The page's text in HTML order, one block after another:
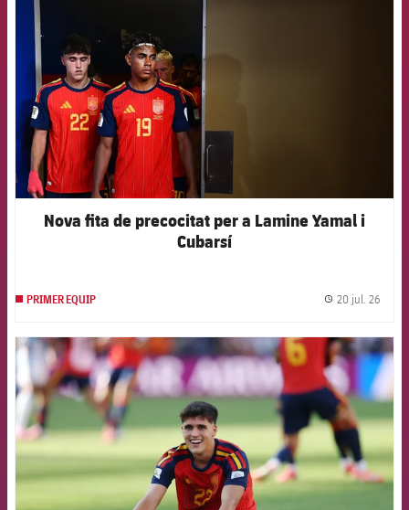
Nova fita de precocitat per a Lamine Yamal i
Cubarsí
PRIMER EQUIP 20 jul. 26
FCB Barcelona badge